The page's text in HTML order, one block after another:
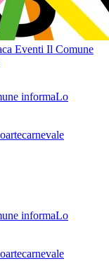
Eventi Il Comune
informaLo
artecarnevale
informaLo
artecarnevale